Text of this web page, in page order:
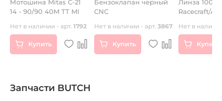
Мотошина Mitas C-21
14 - 90/90 40M TT MI
Нет в наличии - арт. 1792
Купить
Бензоклапан черный
CNC
Нет в наличии - арт. 3867
Купить
Линза 100%
Racecraft/
Anti-Fog
(51006-022-
Нет в
Купить
Запчасти BUTCH